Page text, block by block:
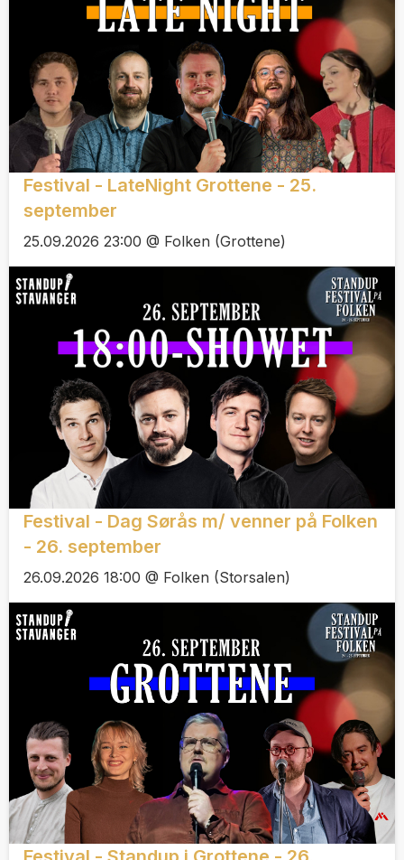
Festival - LateNight Grottene - 25.
september
25.09.2026 23:00 @ Folken (Grottene)
Festival - Dag Sørås m/ venner på Folken
- 26. september
26.09.2026 18:00 @ Folken (Storsalen)